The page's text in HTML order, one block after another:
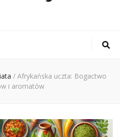
Ciebie
/ Afrykańska uczta: Bogactwo
i aromatów